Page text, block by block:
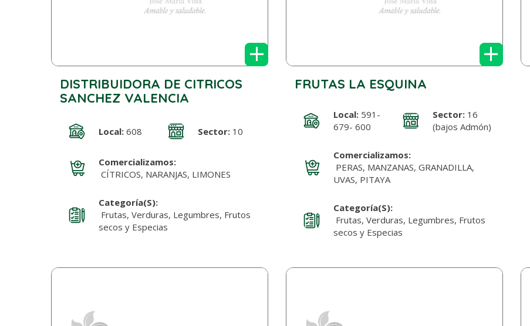
+
DISTRIBUIDORA DE CITRICOS
SANCHEZ VALENCIA
Local:608 Sector: 10
Comercializamos:
CÍTRICOS, NARANJAS, LIMONES
Categoría(s):
Frutas, Verduras, Legumbres, Frutos
secos y Especias
+
FRUTAS LA ESQUINA
Local:591-
679- 600
Sector: 16
(bajos Admón)
Comercializamos:
PERAS, MANZANAS, GRANADILLA,
UVAS, PITAYA
Categoría(s):
Frutas, Verduras, Legumbres, Frutos
secos y Especias